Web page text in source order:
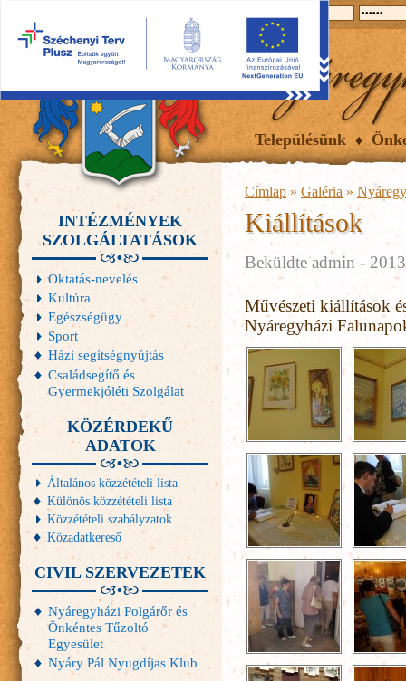
Településünk
Címlap » Galéria »
Kiállítások
Beküldteadmin -
Művészeti kiállítások
Nyáregyházi
INTÉZMÉNYEK
SZOLGÁLTATÁSOK
Oktatás-nevelés
Kultúra
Egészségügy
Sport
Házi segítségnyújtás
Családsegítő és
Gyermekjóléti Szolgálat
KÖZÉRDEKŰ
ADATOK
Általános közzétételi lista
Különös közzétételi lista
Közzétételi szabályzatok
Közadatkereső
CIVIL SZERVEZETEK
Nyáregyházi Polgárőr és
Önkéntes Tűzoltó
Egyesület
Nyáry Pál Nyugdíjas Klub